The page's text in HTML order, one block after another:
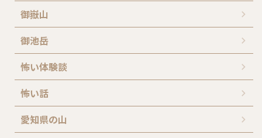
御嶽山
御池岳
怖い体験談
怖い話
愛知県の山